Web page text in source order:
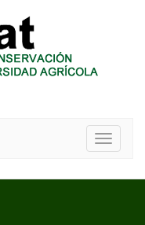
Toggle